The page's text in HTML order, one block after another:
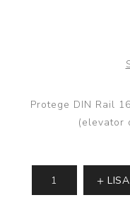
Protege DIN Rail
(elevator